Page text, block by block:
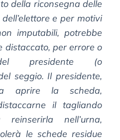
della riconsegna delle
e per motivi
imputabili, potrebbe
distaccato, per errore o
presidente (o
seggio. Il presidente,
aprire la scheda,
il tagliando
nell’urna,
le schede residue